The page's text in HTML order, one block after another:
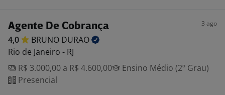
Agente De Cobrança 3 ago
4,0 BRUNO DURAO
Rio de Janeiro - RJ
R$ 3.000,00 a R$ 4.600,00
Ensino Médio (2º Grau)
Presencial